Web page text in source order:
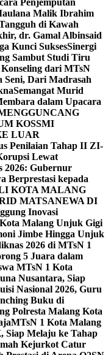
Penjemputan
Malik Ibrahim
di Kawah
dr. Gamal Albinsaid
Kunci SuksesSinergi
Sambut Studi Tiru
dari MTsN
Seni, Dari Madrasah
Semangat Murid
dalam Upacara
KOSSMI
LUAR
Penilaian Tahap II ZI-
Lewat
2026: Gubernur
Berprestasi kepada
KOTA MALANG
MATSANEWA DI
Inovasi
Malang Unjuk Gigi
Jimbe Hingga Unjuk
2026 di MTsN 1
5 Juara dalam
MTsN 1 Kota
Nusantara, Siap
Nasional 2026, Guru
Buku di
Polresta Malang Kota
MTsN 1 Kota Malang
Siap Melaju ke Tahap
Kejurkot Catur